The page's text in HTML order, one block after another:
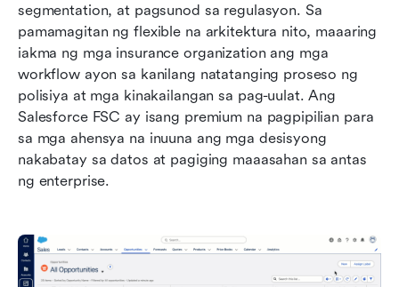
segmentation, at pagsunod sa regulasyon. Sa
pamamagitan ng flexible na arkitektura nito, maaaring
iakma ng mga insurance organization ang mga
workflow ayon sa kanilang natatanging proseso ng
polisiya at mga kinakailangan sa pag-uulat. Ang
Salesforce FSC ay isang premium na pagpipilian para
sa mga ahensya na inuuna ang mga desisyong
nakabatay sa datos at pagiging maaasahan sa antas
ng enterprise.